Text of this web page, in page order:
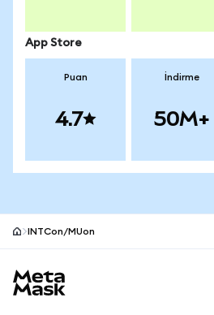
App Store
Puan
4.7
İndirme
50M+
INTCon/MUon